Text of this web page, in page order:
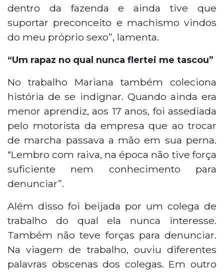
dentro da fazenda e ainda tive que
suportar preconceito e machismo vindos
do meu próprio sexo”, lamenta.
“Um rapaz no qual nunca flertei me tascou”
No trabalho Mariana também coleciona
história de se indignar. Quando ainda era
menor aprendiz, aos 17 anos, foi assediada
pelo motorista da empresa que ao trocar
de marcha passava a mão em sua perna.
“Lembro com raiva, na época não tive força
suficiente nem conhecimento para
denunciar”.
Além disso foi beijada por um colega de
trabalho do qual ela nunca interesse.
Também não teve forças para denunciar.
Na viagem de trabalho, ouviu diferentes
palavras obscenas dos colegas. Em outro